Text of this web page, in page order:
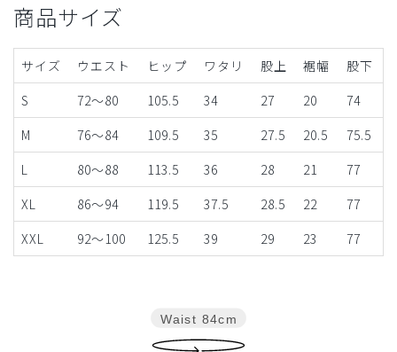
商品サイズ
サイズ ウエスト ヒップ ワタリ 股上 裾幅
股下
S
72～80 105.5 34 27 20
74
M
76～84 109.5 35 27.5 20.5
75.5
L
80～88 113.5 36 28 21
77
XL
86～94 119.5 37.5 28.5 22
77
XXL
92～100 125.5 39 29 23 77
Waist 84cm